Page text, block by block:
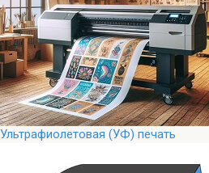
Ультрафиолетовая (УФ) печать